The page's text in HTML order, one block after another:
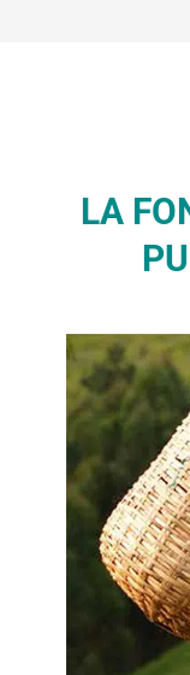
LA